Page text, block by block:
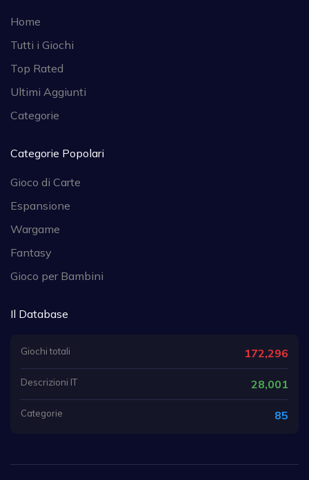
Home
Tutti i Giochi
Top Rated
Ultimi Aggiunti
Categorie
Categorie Popolari
Gioco di Carte
Espansione
Wargame
Fantasy
Gioco per Bambini
Il Database
Giochi totali 172,296
Descrizioni IT 28,001
Categorie 85